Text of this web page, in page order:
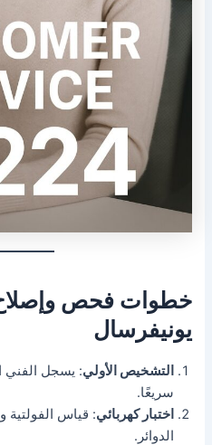
خطوات فحص
يونيفرسال
التشخيص الأولي: يسجل الفني
سريعًا.
اختبار كهربائي: قياس الفولتية
الدوائر.